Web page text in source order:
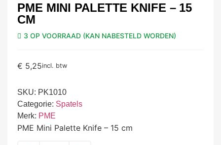
PME MINI PALETTE KNIFE – 15
CM
3 OP VOORRAAD (KAN NABESTELD WORDEN)
€ 5,25incl. btw
SKU: PK1010
Categorie: Spatels
Merk: PME
PME Mini Palette Knife – 15 cm